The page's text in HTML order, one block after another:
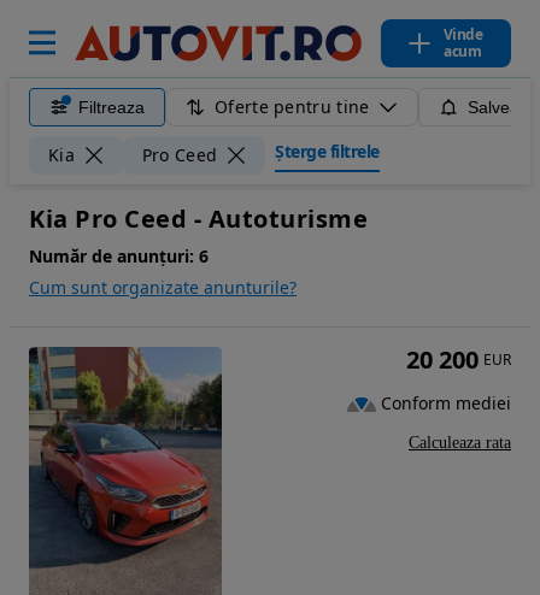
Vinde
acum
Filtreaza Oferte pentru tine
Kia Pro Ceed Șterge filtrele
Kia Pro Ceed - Autoturisme
Număr de anunțuri: 6
Cum sunt organizate anunturile?
20 200 EUR
Conform mediei
Calculeaza rata